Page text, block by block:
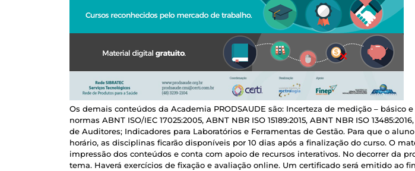
Os demais conteúdos da Academia PRODSAUDE são: Incerteza de medição – básico
normas ABNT ISO/IEC 17025:2005, ABNT NBR ISO 15189:2015, ABNT NBR ISO
de Auditores; Indicadores para Laboratórios e Ferramentas de Gestão. Para que o
horário, as disciplinas ficarão disponíveis por 10 dias após a finalização do curso. O
impressão dos conteúdos e conta com apoio de recursos interativos. No decorrer da
tema. Haverá exercícios de fixação e avaliação online. Um certificado será emitido ao